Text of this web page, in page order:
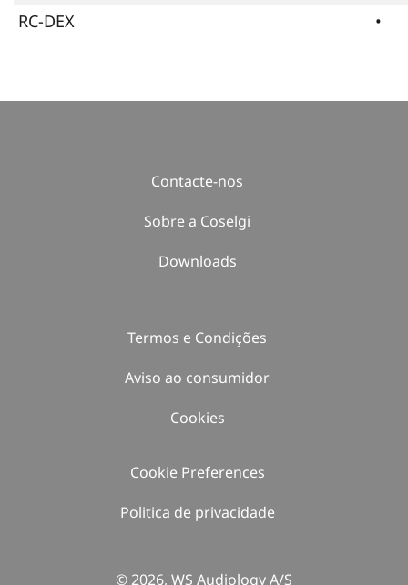
RC-DEX
•
Contacte-nos
Sobre a Coselgi
Downloads
Termos e Condições
Aviso ao consumidor
Cookies
Cookie Preferences
Politica de privacidade
© 2026, WS Audiology A/S